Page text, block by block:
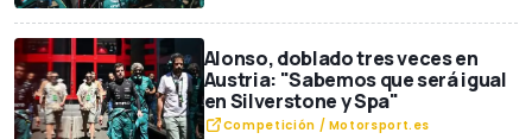
Alonso, doblado tres veces en
Austria: "Sabemos que será igual
en Silverstone y Spa"
Competición / Motorsport.es